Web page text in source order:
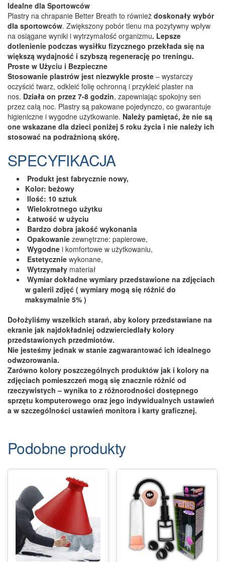
Idealne dla Sportowców
Plastry na chrapanie Better Breath to również doskonały wybór
dla sportowców. Zwiększony pobór tlenu ma pozytywny wpływ
na osiągane wyniki i wytrzymałość organizmu. Lepsze
dotlenienie podczas wysiłku fizycznego przekłada się na
większą wydajność i szybszą regenerację po treningu.
Proste w Użyciu i Bezpieczne
Stosowanie plastrów jest niezwykle proste – wystarczy
oczyścić twarz, odkleić folię ochronną i przykleić plaster na
nos. Działa on przez 7-8 godzin, zapewniając spokojny sen
przez całą noc. Plastry są pakowane pojedynczo, co gwarantuje
higieniczne i wygodne użytkowanie. Należy pamiętać, że nie są
one wskazane dla dzieci poniżej 5 roku życia i nie należy ich
stosować na podrażnioną skórę.
SPECYFIKACJA
Produkt jest fabrycznie nowy,
Kolor: beżowy
Ilość: 10 sztuk
Wielokrotnego użytku
Łatwość w użyciu
Bardzo dobra jakość wykonania
Opakowanie zewnętrzne: papierowe,
Wygodne i komfortowe w użytkowaniu,
Estetycznie wykonane,
Wytrzymały materiał
Wymiar dokładne wymiary przedstawione na zdjęciach
w galerii zdjęć ( wymiary mogą się różnić do
maksymalnie 5% )
Dołożyliśmy wszelkich starań, aby kolory przedstawiane na
ekranie jak najdokładniej odzwierciedlały kolory
przedstawionych przedmiotów.
Nie jesteśmy jednak w stanie zagwarantować ich idealnego
odwzorowania.
Zarówno kolory poszczególnych produktów jak i kolory na
zdjęciach pomieszczeń mogą się znacznie różnić od
rzeczywistych – wynika to z różnorodności dostępnego
sprzętu komputerowego oraz jego indywidualnych ustawień
a w szczególności ustawień monitora i karty graficznej.
Podobne produkty